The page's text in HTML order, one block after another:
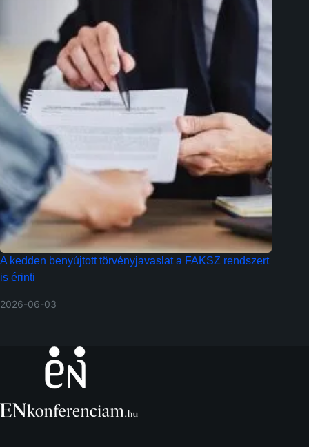
A kedden benyújtott törvényjavaslat a FAKSZ rendszert
is érinti
2026-06-03